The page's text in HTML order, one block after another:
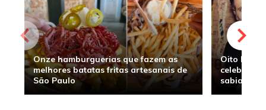
Onze hamburguerias que fazem as
melhores batatas fritas artesanais de
São Paulo
Oito
sabia